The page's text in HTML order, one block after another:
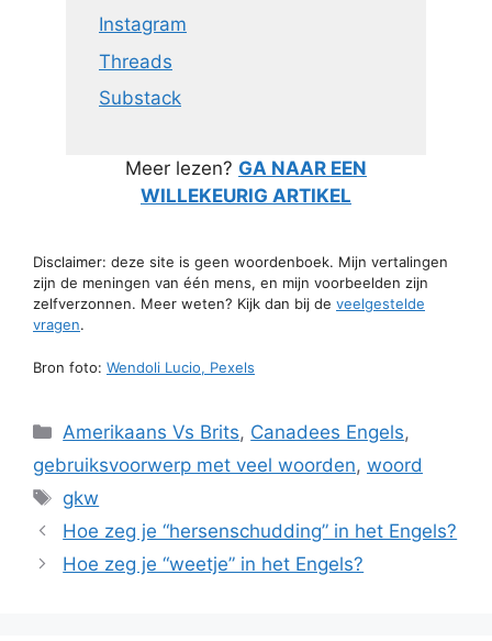
Instagram
Threads
Substack
Meer lezen? GA NAAR EEN
WILLEKEURIG ARTIKEL
Disclaimer: deze site is geen woordenboek. Mijn vertalingen
zijn de meningen van één mens, en mijn voorbeelden zijn
zelfverzonnen. Meer weten? Kijk dan bij de veelgestelde
vragen.
Bron foto: Wendoli Lucio, Pexels
Categorieën
Amerikaans Vs Brits, Canadees Engels,
gebruiksvoorwerp met veel woorden, woord
Tags
gkw
Hoe zeg je “hersenschudding” in het Engels?
Hoe zeg je “weetje” in het Engels?